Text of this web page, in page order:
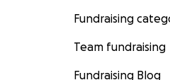
Fundraising
Team fundraising
Fundraising Blog